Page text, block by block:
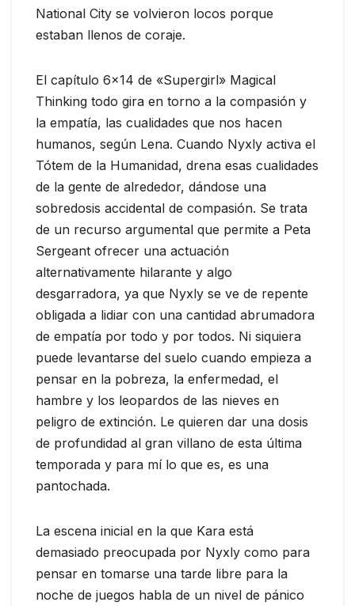
National City se volvieron locos porque
estaban llenos de coraje.
El capítulo 6×14 de «Supergirl» Magical
Thinking todo gira en torno a la compasión y
la empatía, las cualidades que nos hacen
humanos, según Lena. Cuando Nyxly activa el
Tótem de la Humanidad, drena esas cualidades
de la gente de alrededor, dándose una
sobredosis accidental de compasión. Se trata
de un recurso argumental que permite a Peta
Sergeant ofrecer una actuación
alternativamente hilarante y algo
desgarradora, ya que Nyxly se ve de repente
obligada a lidiar con una cantidad abrumadora
de empatía por todo y por todos. Ni siquiera
puede levantarse del suelo cuando empieza a
pensar en la pobreza, la enfermedad, el
hambre y los leopardos de las nieves en
peligro de extinción. Le quieren dar una dosis
de profundidad al gran villano de esta última
temporada y para mí lo que es, es una
pantochada.
La escena inicial en la que Kara está
demasiado preocupada por Nyxly como para
pensar en tomarse una tarde libre para la
noche de juegos habla de un nivel de pánico